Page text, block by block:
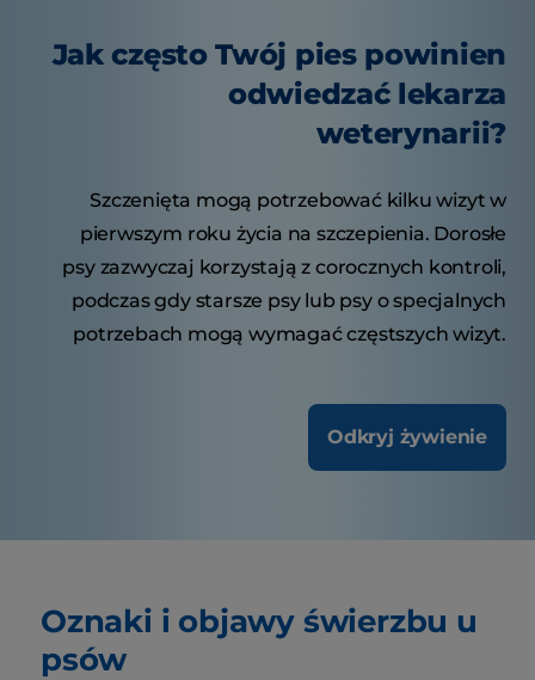
Jak często Twój pies powinien
odwiedzać lekarza
weterynarii?
Szczenięta mogą potrzebować kilku wizyt w
pierwszym roku życia na szczepienia. Dorosłe
psy zazwyczaj korzystają z corocznych kontroli,
podczas gdy starsze psy lub psy o specjalnych
potrzebach mogą wymagać częstszych wizyt.
Odkryj żywienie
Oznaki i objawy świerzbu u
psów